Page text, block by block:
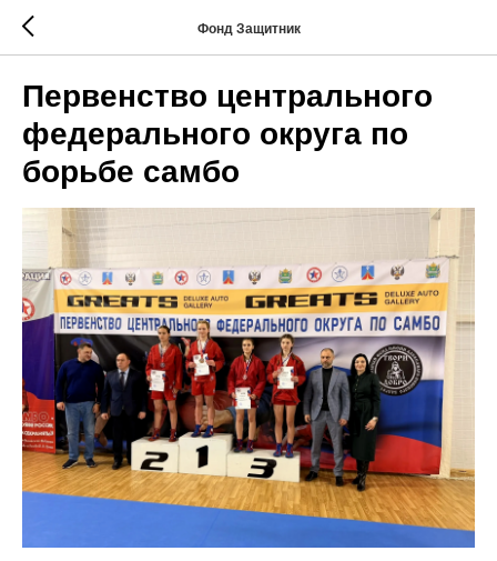
Фонд Защитник
Первенство центрального
федерального округа по
борьбе самбо